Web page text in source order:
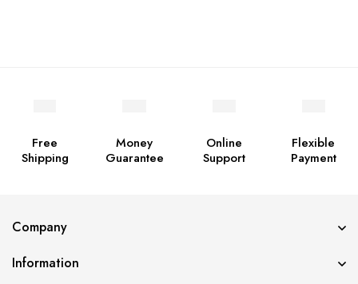
Free
Shipping
Money
Guarantee
Online
Support
Flexible
Payment
Company
Information